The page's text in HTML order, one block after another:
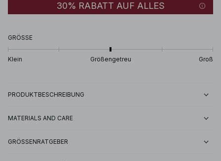
30% RABATT AUF ALLES
GRÖSSE
Klein Größengetreu Groß
PRODUKTBESCHREIBUNG
MATERIALS AND CARE
GRÖSSENRATGEBER